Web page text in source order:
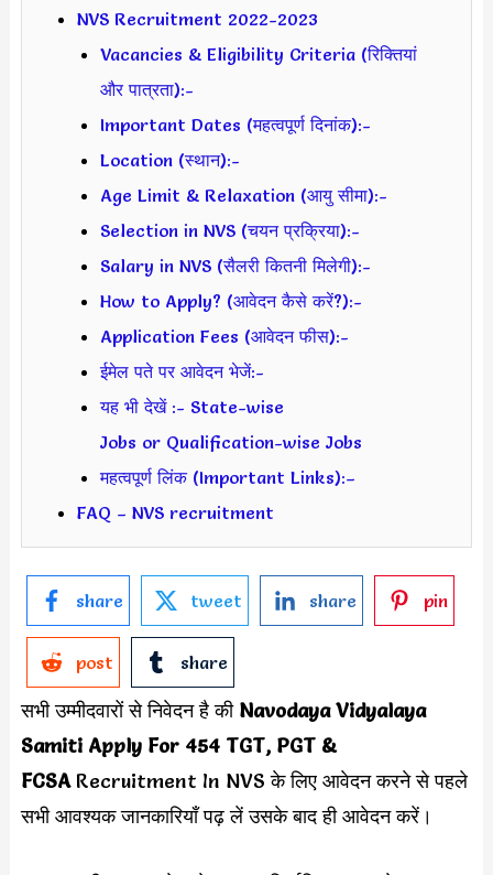
NVS Recruitment 2022-2023
Vacancies & Eligibility Criteria (रिक्तियां
और पात्रता):-
Important Dates (महत्वपूर्ण दिनांक):-
Location (स्थान):-
Age Limit & Relaxation (आयु सीमा):-
Selection in NVS (चयन प्रक्रिया):-
Salary in NVS (सैलरी कितनी मिलेगी):-
How to Apply? (आवेदन कैसे करें?):-
Application Fees (आवेदन फीस):-
ईमेल पते पर आवेदन भेजें:-
यह भी देखें :- State-wise
Jobs or Qualification-wise Jobs
महत्वपूर्ण लिंक (Important Links):–
FAQ – NVS recruitment
share tweet share pin
post share
सभी उम्मीदवारों से निवेदन है की Navodaya Vidyalaya
Samiti Apply For 454 TGT, PGT &
FCSARecruitment In NVS के लिए आवेदन करने से पहले
सभी आवश्यक जानकारियाँ पढ़ लें उसके बाद ही आवेदन करें।